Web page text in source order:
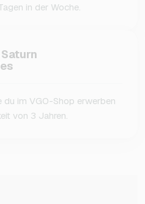
in der Woche.
du im VGO-Shop erwerben
von 3 Jahren.